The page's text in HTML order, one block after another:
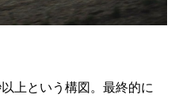
上という構図。最終的に